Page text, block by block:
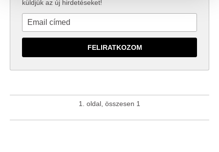
közösségi média-, hirdető- és elemező partnereinkkel
megosztjuk az Ön weboldalhasználatra vonatkozó
adatait, akik kombinálhatják az adatokat más olyan
adatokkal, amelyeket Ön adott meg számukra vagy az
Ön által használt más szolgáltatásokból gyűjtöttek.
küldjük az új hirdetéseket!
1. oldal, összesen 1